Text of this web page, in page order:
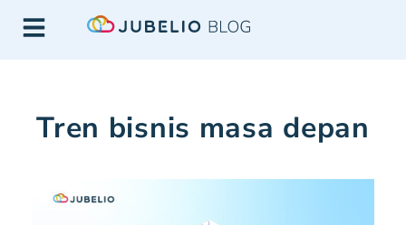
Tren bisnis masa depan